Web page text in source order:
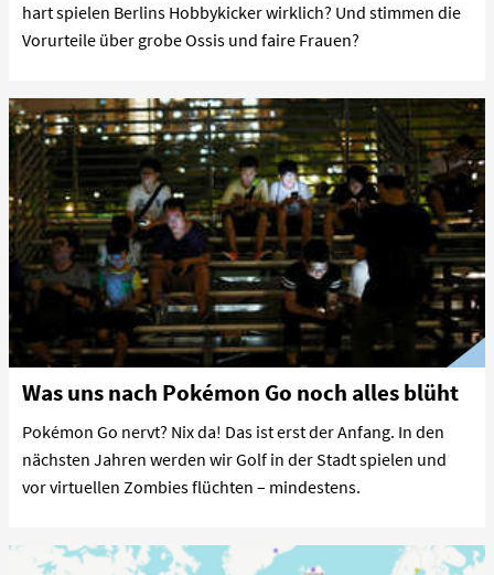
hart spielen Berlins Hobbykicker wirklich? Und stimmen die
Vorurteile über grobe Ossis und faire Frauen?
Was uns nach Pokémon Go noch alles blüht
Pokémon Go nervt? Nix da! Das ist erst der Anfang. In den
nächsten Jahren werden wir Golf in der Stadt spielen und
vor virtuellen Zombies flüchten – mindestens.